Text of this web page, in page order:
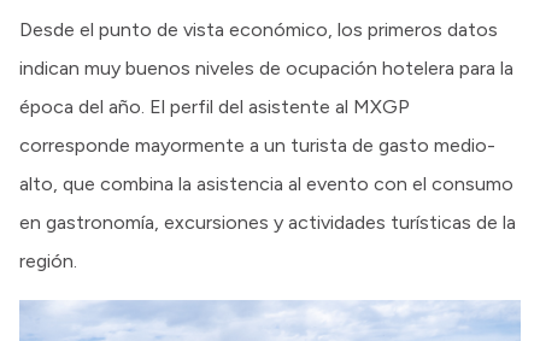
Desde el punto de vista económico, los primeros datos
indican muy buenos niveles de ocupación hotelera para la
época del año. El perfil del asistente al MXGP
corresponde mayormente a un turista de gasto medio-
alto, que combina la asistencia al evento con el consumo
en gastronomía, excursiones y actividades turísticas de la
región.